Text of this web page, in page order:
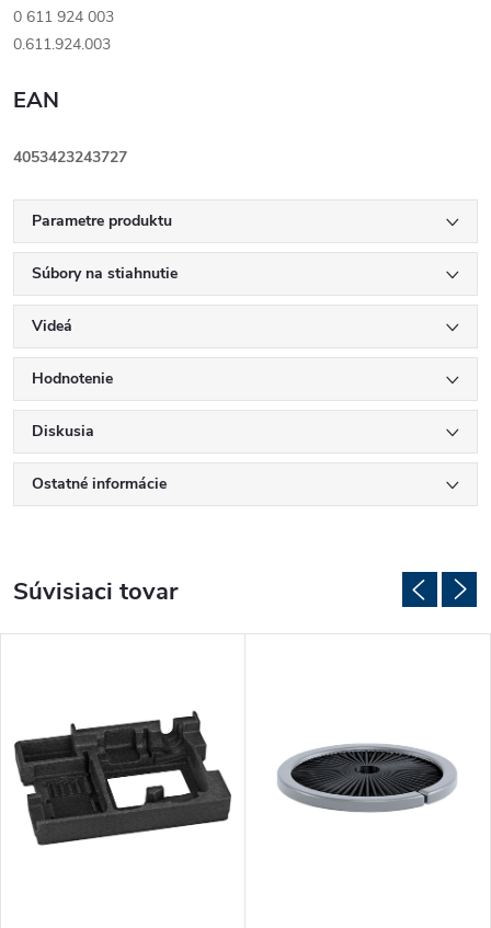
0 611 924 003
0.611.924.003
EAN
4053423243727
Parametre produktu
Súbory na stiahnutie
Videá
Hodnotenie
Diskusia
Ostatné informácie
Súvisiaci tovar